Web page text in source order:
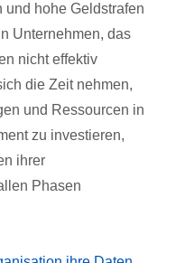
und hohe Geldstrafen
Unternehmen, das
nicht effektiv
die Zeit nehmen,
und Ressourcen in
zu investieren,
ihrer
Phasen